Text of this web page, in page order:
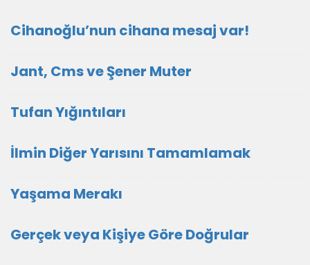
Cihanoğlu’nun cihana mesaj var!
Jant, Cms ve Şener Muter
Tufan Yığıntıları
İlmin Diğer Yarısını Tamamlamak
Yaşama Merakı
Gerçek veya Kişiye Göre Doğrular